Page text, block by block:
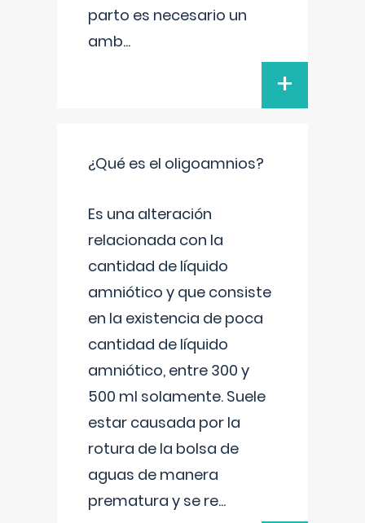
parto es necesario un
amb...
+
¿Qué es el oligoamnios?
Es una alteración
relacionada con la
cantidad de líquido
amniótico y que consiste
en la existencia de poca
cantidad de líquido
amniótico, entre 300 y
500 ml solamente. Suele
estar causada por la
rotura de la bolsa de
aguas de manera
prematura y se re...